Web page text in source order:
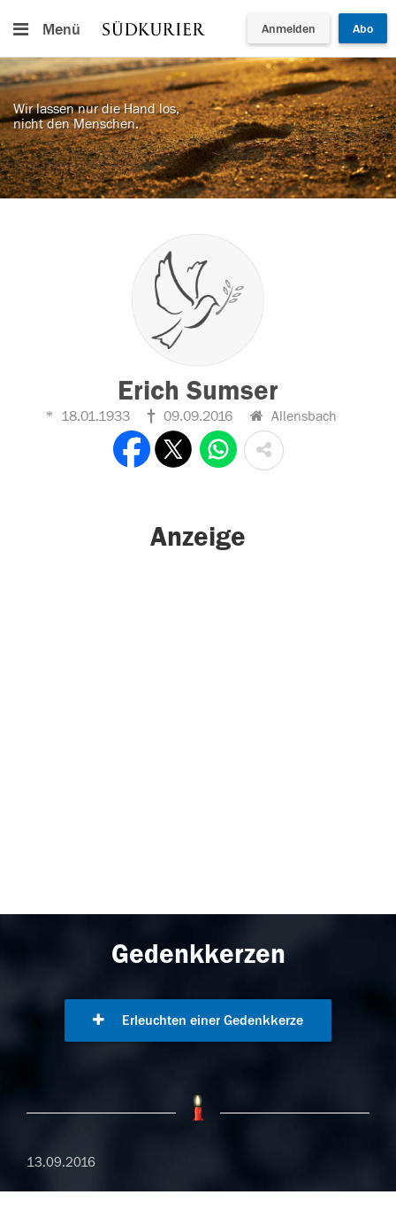
Menü Anmelden Abo
Wir lassen nur die Hand los,
nicht den Menschen.
Erich Sumser
18.01.1933 09.09.2016 Allensbach
Anzeige
Gedenkkerzen
Erleuchten einer Gedenkkerze
13.09.2016